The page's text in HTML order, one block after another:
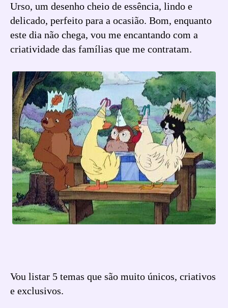
Urso, um desenho cheio de essência, lindo e
delicado, perfeito para a ocasião. Bom, enquanto
este dia não chega, vou me encantando com a
criatividade das famílias que me contratam.
Vou listar 5 temas que são muito únicos, criativos
e exclusivos.